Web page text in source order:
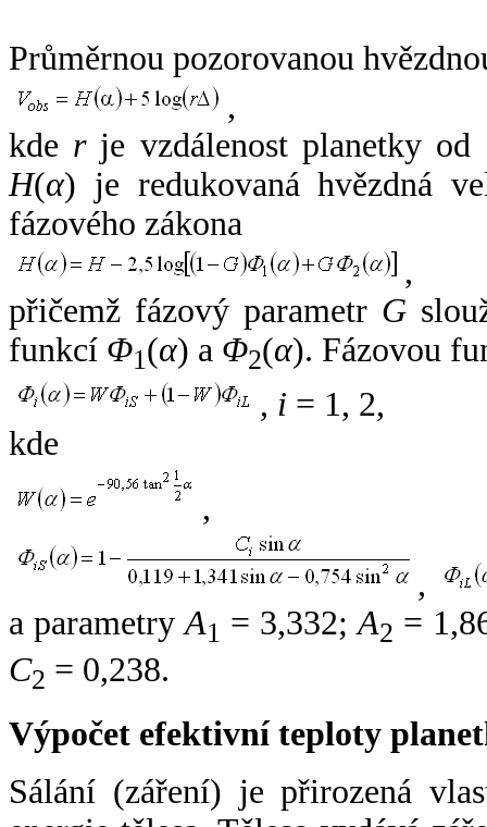
Průměrnou pozorovanou
,
kde rje vzdálenost planetky od
H(α) je redukovaná hvězdná
fázového zákona
,
přičemž fázový parametr G
funkcí Φ1(α) a Φ2(α). Fázovou
, i = 1, 2,
kde
,
,
a parametryA1 = 3,332;A2 =
C2 = 0,238.
Výpočet efektivní teploty
Sálání (záření) je přirozená